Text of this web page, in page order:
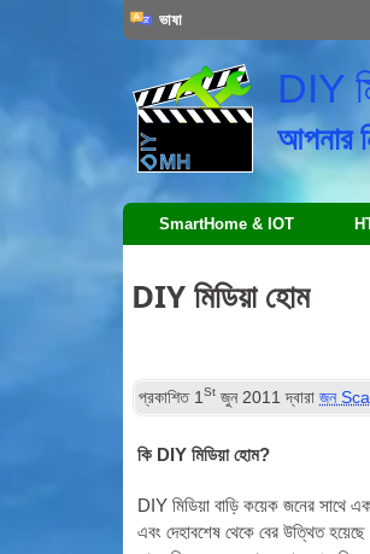
ভাষা
DIY
আপনার
SmartHome & IOT
DIY মিডিয়া হোম
প্রকাশিত 1St জুন 2011 দ্বারাজন
কি DIY মিডিয়া হোম?
DIY মিডিয়া বাড়ি কয়েক জনের সাথে
এবং দেহাবশেষ থেকে বের উত্থিত